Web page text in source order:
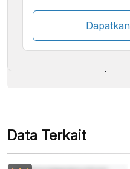
Beberapa metode
Data Terkait